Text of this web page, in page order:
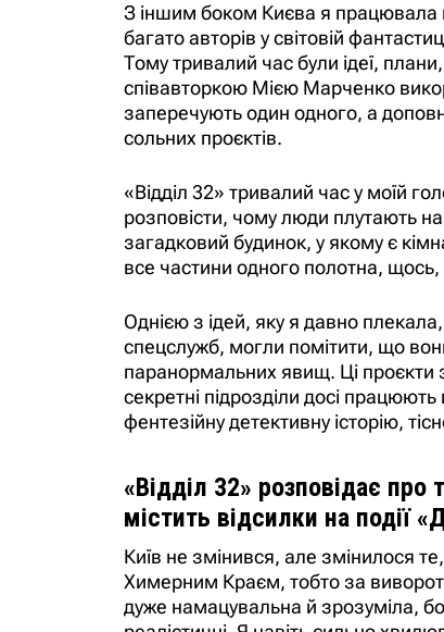
З іншим боком Києва я працювала
багато авторів у світовій
Тому тривалий час були ідеї,
співавторкою Мією Марченко
заперечують один одного, а
сольних проєктів.
«Відділ 32» тривалий час у моїй
розповісти, чому люди плутають
загадковий будинок, у якому є
все частини одного полотна,
Однією з ідей, яку я давно
спецслужб, могли помітити, що
паранормальних явищ. Ці проєкти
секретні підрозділи досі
фентезійну детективну історію,
«Відділ 32» розповідає про
містить відсилки на події
Київ не змінився, але змінилося
Химерним Краєм, тобто за
дуже намацувальна й зрозуміла, бо